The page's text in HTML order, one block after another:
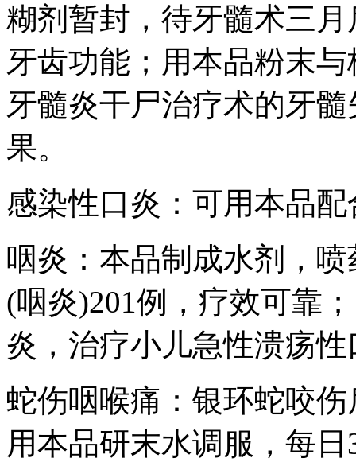
糊剂暂封，待牙髓术三
牙齿功能；用本品粉末
牙髓炎干尸治疗术的牙
果。
感染性口炎：可用本品
咽炎：本品制成水剂，
(咽炎)201例，疗效可靠
炎，治疗小儿急性溃疡
蛇伤咽喉痛：银环蛇咬
用本品研末水调服，每